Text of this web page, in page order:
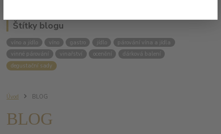
Štítky blogu
víno a jídlo víno gastro jídlo
párování vína a jídla
vinné párování
vinařství ocenění
dárková balení
degustační sady
Úvod BLOG
BLOG